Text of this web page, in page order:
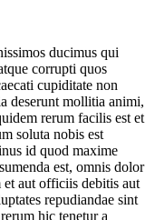
ducimus qui
corrupti quos
cupiditate non
deserunt mollitia animi,
rerum facilis est et
soluta nobis est
id quod maxime
est, omnis dolor
et aut officiis debitis aut
repudiandae sint
hic tenetur a